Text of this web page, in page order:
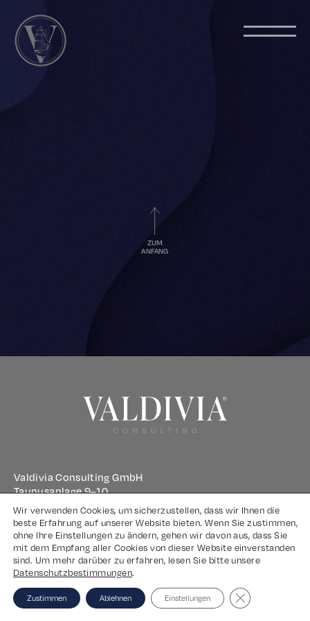
ZUM
ANFANG
Valdivia Consulting GmbH
Taunusanlage 9–10
60329 Frankfurt am Main
Impressum
Datenschutz
Wir verwenden Cookies, um sicherzustellen, dass wir Ihnen die
beste Erfahrung auf unserer Website bieten. Wenn Sie zustimmen,
ohne Ihre Einstellungen zu ändern, gehen wir davon aus, dass Sie
mit dem Empfang aller Cookies von dieser Website einverstanden
sind. Um mehr darüber zu erfahren, lesen Sie bitte unsere
Datenschutzbestimmungen.
Zustimmen Ablehnen Einstellungen Close GDPR